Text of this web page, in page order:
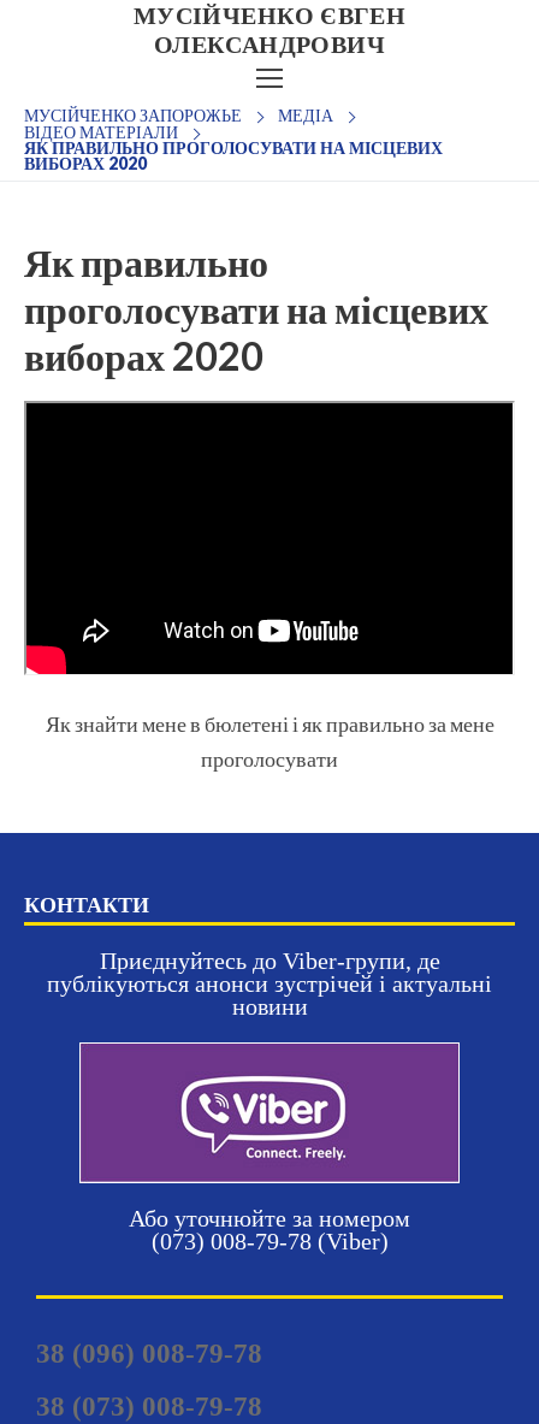
МУСІЙЧЕНКО ЄВГЕН
ОЛЕКСАНДРОВИЧ
Діяльність
Медіа
Новини
МУСІЙЧЕНКО ЗАПОРОЖЬЕ
МЕДІА
ВІДЕО МАТЕРІАЛИ
ЯК ПРАВИЛЬНО ПРОГОЛОСУВАТИ НА МІСЦЕВИХ
ВИБОРАХ 2020
Як правильно
проголосувати на місцевих
виборах 2020
Як знайти мене в бюлетені і як правильно за мене
проголосувати
КОНТАКТИ
Приєднуйтесь до Viber-групи, де
публікуються анонси зустрічей і актуальні
новини
Або уточнюйте за номером
(073) 008-79-78 (Viber)
38 (096) 008-79-78
38 (073) 008-79-78